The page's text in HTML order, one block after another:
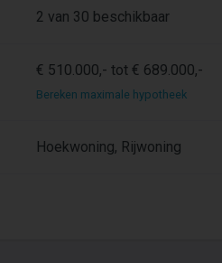
2 van 30 beschikbaar
€ 510.000,- tot € 689.000,-
Bereken maximale hypotheek
Hoekwoning, Rijwoning